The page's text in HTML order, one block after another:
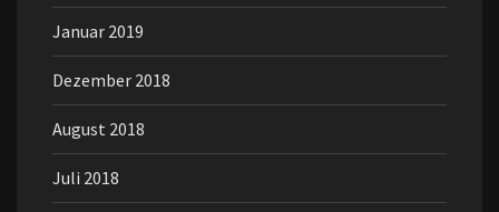
Januar 2019
Dezember 2018
August 2018
Juli 2018